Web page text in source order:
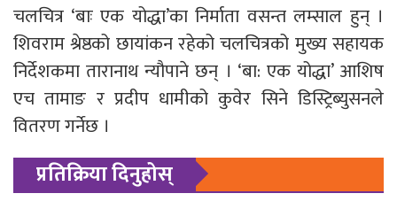
चलचित्र ‘बाः एक योद्धा’का निर्माता वसन्त लम्साल हुन् ।
शिवराम श्रेष्ठको छायांकन रहेको चलचित्रको मुख्य सहायक
निर्देशकमा तारानाथ न्यौपाने छन् । ‘बा: एक योद्धा’ आशिष
एच तामाङ र प्रदीप धामीको कुवेर सिने डिस्ट्रिब्युसनले
वितरण गर्नेछ ।
प्रतिक्रिया दिनुहोस्